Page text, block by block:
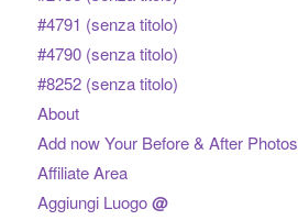
#4791 (senza titolo)
#4790 (senza titolo)
#8252 (senza titolo)
About
Add now Your Before & After Photos
Affiliate Area
Aggiungi Luogo@